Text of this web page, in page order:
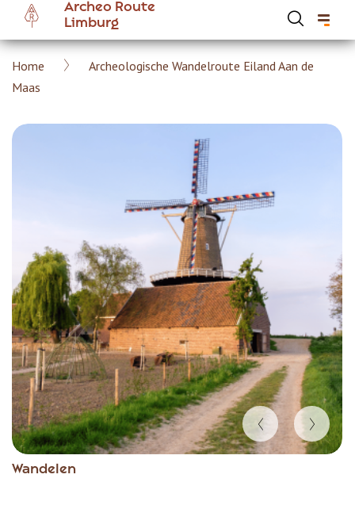
Overslaan
naar
inhoud
Archeo Route
Limburg
Kruimelpad
Home
Archeologische Wandelroute Eiland Aan de
Maas
Wandelen
Item